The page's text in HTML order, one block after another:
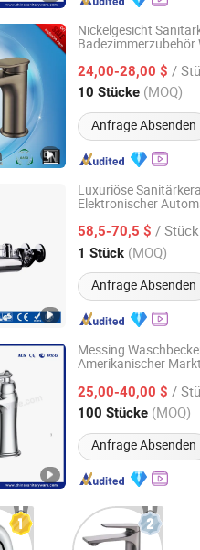
Nickelgesicht
Badezimmerzubehör
B15039ln)
24,00-28,00 $ /
10 Stücke (MOQ)
Anfrage Absenden
Building Material Co., Ltd.
China Seit 2016
Luxuriöse
Elektronischer
58,5-70,5 $ / Stück
1 Stück (MOQ)
Anfrage Absenden
Co., Ltd.
Seit 2009
Messing
Amerikanischer Markt
Wasserhahn
25,00-40,00 $ /
100 Stücke (MOQ)
Anfrage Absenden
Ware Co., Ltd.
China Seit 2003